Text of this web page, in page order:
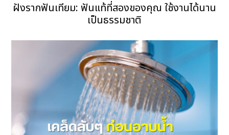
ฝังรากฟันเทียม: ฟันแท้ที่สองของคุณ ใช้งานได้นาน
เป็นธรรมชาติ